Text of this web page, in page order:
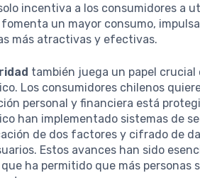
incentiva a los consumidores a
un mayor consumo,
más atractivas y efectivas.
también juega un papel
Los consumidores chilenos
personal y financiera está
han implementado sistemas de
de dos factores y cifrado de
Estos avances han sido
que ha permitido que más personas